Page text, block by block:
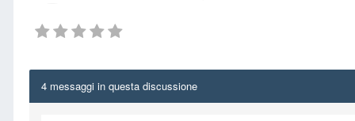
4 messaggi in questa discussione